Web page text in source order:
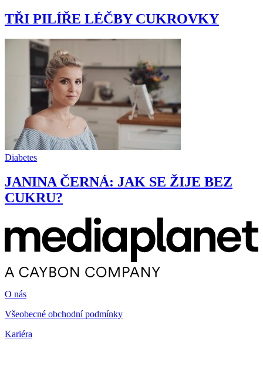
TŘI PILÍŘE LÉČBY CUKROVKY
Diabetes
JANINA ČERNÁ: JAK SE ŽIJE BEZ
CUKRU?
O nás
Všeobecné obchodní podmínky
Kariéra